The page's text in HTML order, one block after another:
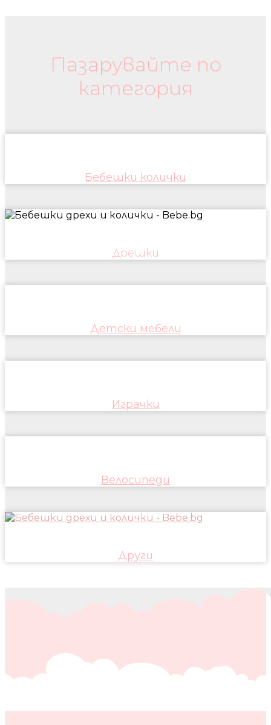
Пазарувайте по
категория
Бебешки колички
Дрешки
Детски мебели
Играчки
Велосипеди
Други